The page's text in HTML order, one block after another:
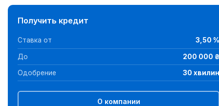
Получить кредит
Ставка от 3,50 %
До 200 000 ₴
Одобрение 30 хвилин
О компании